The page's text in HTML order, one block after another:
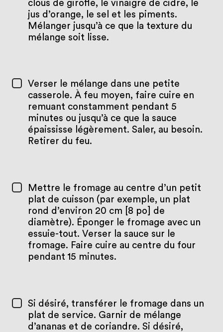
clous de girofle, le vinaigre de cidre, le
jus d’orange, le sel et les piments.
Mélanger jusqu’à ce que la texture du
mélange soit lisse.
Verser le mélange dans une petite
casserole. À feu moyen, faire cuire en
remuant constamment pendant 5
minutes ou jusqu’à ce que la sauce
épaississe légèrement. Saler, au besoin.
Retirer du feu.
Mettre le fromage au centre d’un petit
plat de cuisson (par exemple, un plat
rond d’environ 20 cm [8 po] de
diamètre). Éponger le fromage avec un
essuie-tout. Verser la sauce sur le
fromage. Faire cuire au centre du four
pendant 15 minutes.
Si désiré, transférer le fromage dans un
plat de service. Garnir de mélange
d’ananas et de coriandre. Si désiré,